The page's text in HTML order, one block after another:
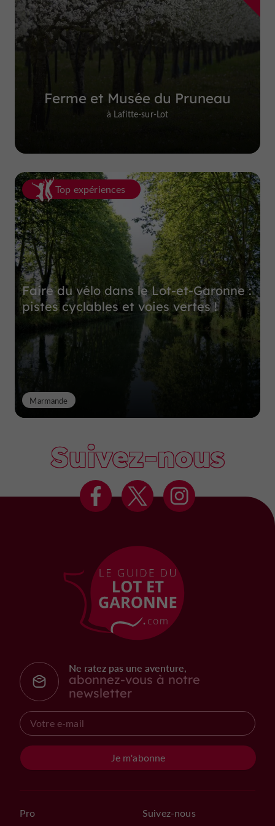
Ferme et Musée du Pruneau
à Lafitte-sur-Lot
Top expériences
Faire du vélo dans le Lot-et-Garonne :
pistes cyclables et voies vertes !
Marmande
Suivez-nous
Ne ratez pas une aventure,
abonnez-vous à notre
newsletter
Je m'abonne
Pro Suivez-nous